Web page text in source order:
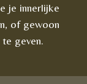
je innerlijke
of gewoon
geven.